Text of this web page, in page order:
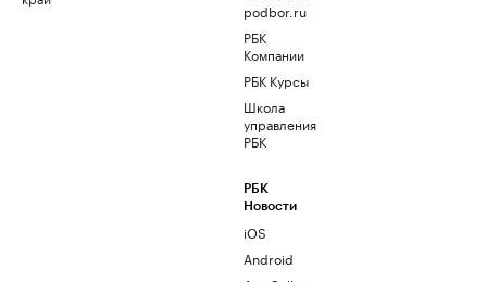
podbor.ru
РБК
Компании
РБК Курсы
Школа
управления
РБК
РБК
Новости
iOS
Android